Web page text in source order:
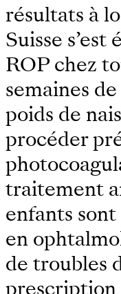
résultats à
Suisse
ROP chez
semaines
poids de
procéder
traitement
enfants
en
de troubles